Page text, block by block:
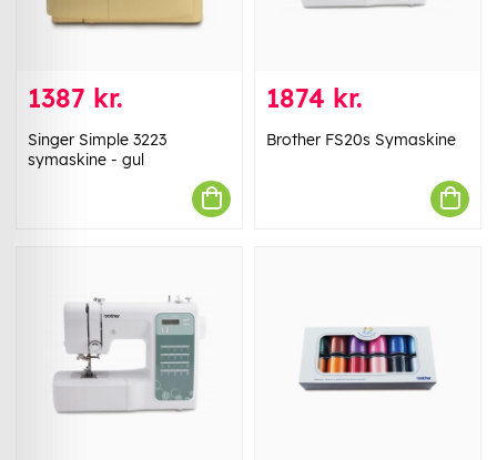
1387 kr.
Singer Simple 3223
symaskine - gul
1874 kr.
Brother FS20s Symaskine